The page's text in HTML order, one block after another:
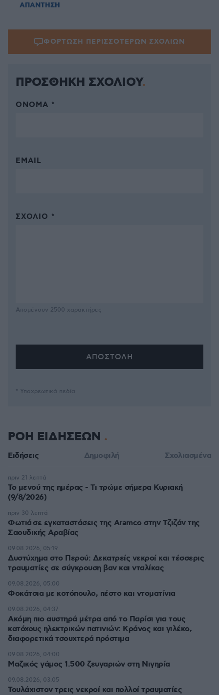
ΑΠΑΝΤΗΣΗ
ΦΟΡΤΩΣΗ ΠΕΡΙΣΣΟΤΕΡΩΝ ΣΧΟΛΙΩΝ
ΠΡΟΣΘΗΚΗ ΣΧΟΛΙΟΥ
ΌΝΟΜΑ *
EMAIL
ΣΧΌΛΙΟ *
Απομένουν 2500 χαρακτήρες
* Υποχρεωτικά πεδία
ΡΟΗ ΕΙΔΗΣΕΩΝ
Ειδήσεις Δημοφιλή Σχολιασμένα
Το μενού της ημέρας - Τι τρώμε σήμερα Κυριακή
(9/8/2026)
πριν 21 λεπτά
Φωτιά σε εγκαταστάσεις της Aramco στην Τζιζάν της
Σαουδικής Αραβίας
πριν 30 λεπτά
Δυστύχημα στο Περού: Δεκατρείς νεκροί και τέσσερις
τραυματίες σε σύγκρουση βαν και νταλίκας
09.08.2026, 05:19
Φοκάτσια με κοτόπουλο, πέστο και ντοματίνια
09.08.2026, 05:00
Ακόμη πιο αυστηρά μέτρα από το Παρίσι για τους
κατόχους ηλεκτρικών πατινιών: Κράνος και γιλέκο,
διαφορετικά τσουχτερά πρόστιμα
09.08.2026, 04:37
Μαζικός γάμος 1.500 ζευγαριών στη Νιγηρία
09.08.2026, 04:00
Τουλάχιστον τρεις νεκροί και πολλοί τραυματίες
09.08.2026, 03:05